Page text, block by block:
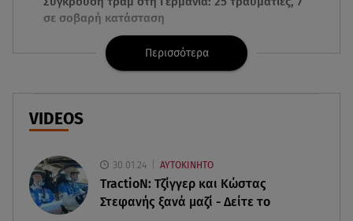
σε σοβαρή κατάσταση
06.08.26 , 21:59
Νέες τουρκικές προκλήσεις στο Αιγαίο -
Αερομαχία με ελληνικά F-16
06.08.26 , 21:31
στα social media
06.08.26 , 21:22
Περισσότερα
VIDEOS
30.01.24 ΑΥΤΟΚΙΝΗΤΟ
TractioN: Τζίγγερ και Κώστας
Στεφανής ξανά μαζί - Δείτε το